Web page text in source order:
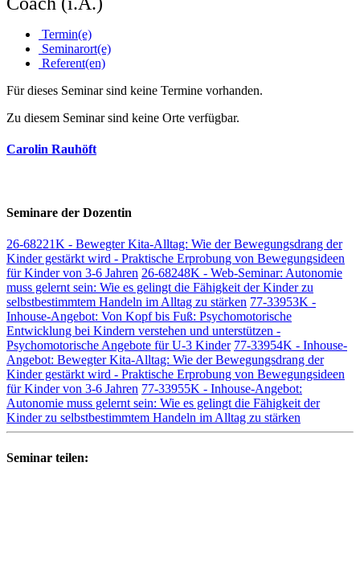
Termin(e)
Seminarort(e)
Referent(en)
Für dieses Seminar sind keine Termine vorhanden.
Zu diesem Seminar sind keine Orte verfügbar.
Carolin Rauhöft
Seminare der Dozentin
26-68221K - Bewegter Kita-Alltag: Wie der Bewegungsdrang der
Kinder gestärkt wird - Praktische Erprobung von Bewegungsideen
für Kinder von 3-6 Jahren 26-68248K - Web-Seminar: Autonomie
muss gelernt sein: Wie es gelingt die Fähigkeit der Kinder zu
selbstbestimmtem Handeln im Alltag zu stärken 77-33953K -
Inhouse-Angebot: Von Kopf bis Fuß: Psychomotorische
Entwicklung bei Kindern verstehen und unterstützen -
Psychomotorische Angebote für U-3 Kinder 77-33954K - Inhouse-
Angebot: Bewegter Kita-Alltag: Wie der Bewegungsdrang der
Kinder gestärkt wird - Praktische Erprobung von Bewegungsideen
für Kinder von 3-6 Jahren 77-33955K - Inhouse-Angebot:
Autonomie muss gelernt sein: Wie es gelingt die Fähigkeit der
Kinder zu selbstbestimmtem Handeln im Alltag zu stärken
Seminar teilen: